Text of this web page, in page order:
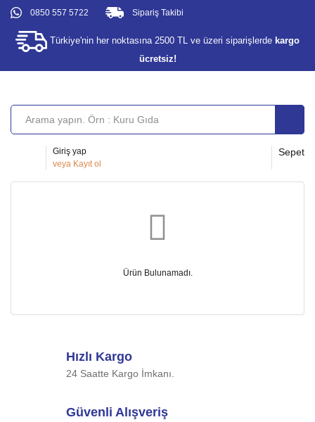
0850 557 5722
Türkiye'nin her noktasına 2500 TL ve üzeri siparişlerde kargo
ücretsiz!
Sipariş Takibi
Giriş yap
veya Kayıt ol
Sepet
Ürün Bulunamadı.
Hızlı Kargo
24 Saatte Kargo İmkanı.
Güvenli Alışveriş